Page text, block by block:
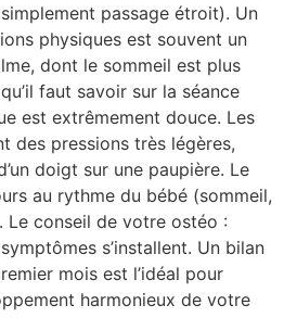
passage étroit). Un
physiques est souvent un
dont le sommeil est plus
faut savoir sur la séance
est extrêmement douce. Les
des pressions très légères,
doigt sur une paupière. Le
au rythme du bébé (sommeil,
Le conseil de votre ostéo :
s’installent. Un bilan
mois est l’idéal pour
harmonieux de votre